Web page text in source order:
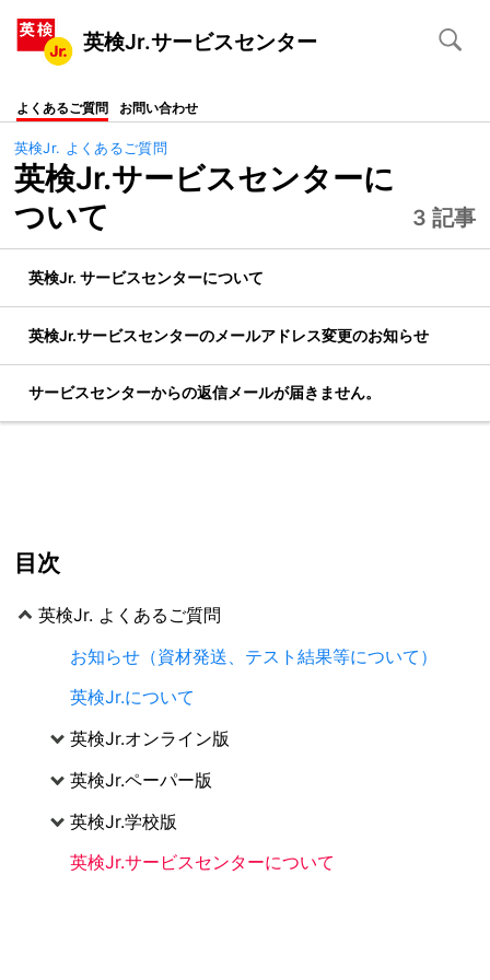
英検Jr.サービスセンター
よくあるご質問 お問い合わせ
英検Jr. よくあるご質問
英検Jr.サービスセンターに
ついて
3 記事
英検Jr. サービスセンターについて
英検Jr.サービスセンターのメールアドレス変更のお知らせ
サービスセンターからの返信メールが届きません。
目次
英検Jr. よくあるご質問
お知らせ（資材発送、テスト結果等について）
英検Jr.について
英検Jr.オンライン版
英検Jr.ペーパー版
英検Jr.学校版
英検Jr.サービスセンターについて